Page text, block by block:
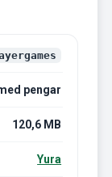
pengar
120,6 MB
Yura